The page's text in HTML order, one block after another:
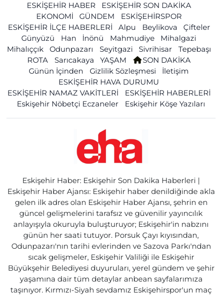
ESKİŞEHİR HABER
ESKİŞEHİR SON DAKİKA
EKONOMİ
GÜNDEM
ESKİŞEHİRSPOR
ESKİŞEHİR İLÇE HABERLERİ
Alpu Beylikova
Çifteler
Günyüzü
Han İnönü Mahmudiye
Mihalgazi
Mihalıççık
Odunpazarı Seyitgazi Sivrihisar
Tepebaşı
ROTA
Sarıcakaya YAŞAM
SON DAKİKA
Günün İçinden
Gizlilik Sözleşmesi
İletişim
ESKİŞEHİR HAVA DURUMU
ESKİŞEHİR NAMAZ VAKİTLERİ
ESKİŞEHİR HABERLERİ
Eskişehir Nöbetçi Eczaneler
Eskişehir Köşe Yazıları
Eskişehir Haber: Eskişehir Son Dakika Haberleri |
Eskişehir Haber Ajansı: Eskişehir haber denildiğinde akla
gelen ilk adres olan Eskişehir Haber Ajansı, şehrin en
güncel gelişmelerini tarafsız ve güvenilir yayıncılık
anlayışıyla okuruyla buluşturuyor; Eskişehir'in nabzını
günün her saati tutuyor. Porsuk Çayı kıyısından,
Odunpazarı'nın tarihi evlerinden ve Sazova Parkı'ndan
sıcak gelişmeler, Eskişehir Valiliği ile Eskişehir
Büyükşehir Belediyesi duyuruları, yerel gündem ve şehir
yaşamına dair tüm detaylar anbean sayfalarımıza
taşınıyor. Kırmızı-Siyah sevdamız Eskişehirspor'un maç